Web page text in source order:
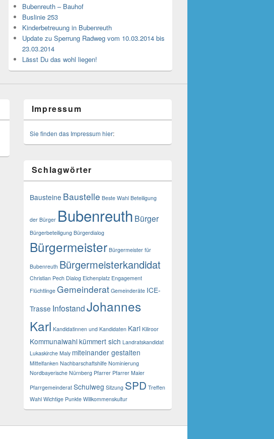
Bubenreuth – Bauhof
Buslinie 253
Kinderbetreuung in Bubenreuth
Update zu Sperrung Radweg vom 10.03.2014 bis
23.03.2014
Lässt Du das wohl liegen!
Impressum
Sie finden das Impressum hier:
Schlagwörter
Bausteine Baustelle Beste Wahl Beteiligung
der Bürger Bubenreuth Bürger
Bürgerbeteiligung Bürgerdialog
Bürgermeister Bürgermeister für
Bubenreuth Bürgermeisterkandidat
Christian Pech Dialog Eichenplatz Engagement
Flüchtlinge Gemeinderat Gemeinderäte ICE-
Trasse InfostandJohannes
Karl Kandidatinnen und Kandidaten Karl Kiliroor
Kommunalwahl kümmert sich Landratskandidat
Lukaskirche Maly miteinander gestalten
Mittelfanken Nachbarschaftshilfe Nominierung
Nordbayerische Nürnberg Pfarrer Pfarrer Maier
Pfarrgemeinderat Schulweg Sitzung SPD Treffen
Wahl Wichtige Punkte Willkommenskultur